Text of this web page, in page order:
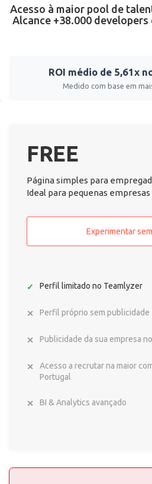
Acesso à maior pool de
Alcance +38.000
ROI médio de 5,61x
Medido com base em
FREE
Página simples para
Ideal para pequenas empresas
Experimentar
Perfil limitado no Teamlyzer
Perfil próprio sem publicidade
Publicidade da sua empresa
Acesso a recrutar na maior
Portugal
BI & Analytics avançado